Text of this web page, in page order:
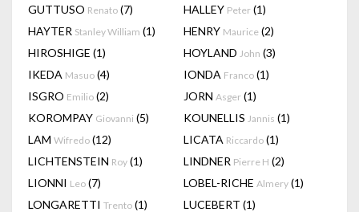
GUTTUSO Renato (7) HALLEY Peter (1)
HAYTER Stanley William (1) HENRY Maurice (2)
HIROSHIGE (1) HOYLAND John (3)
IKEDA Masuo (4) IONDA Franco (1)
ISGRO Emilio (2) JORN Asger (1)
KOROMPAY Giovanni (5) KOUNELLIS Jannis (1)
LAM Wifredo (12) LICATA Riccardo (1)
LICHTENSTEIN Roy (1) LINDNER Pierre H (2)
LIONNI Leo (7) LOBEL-RICHE Almery (1)
LONGARETTI Trento (1) LUCEBERT (1)